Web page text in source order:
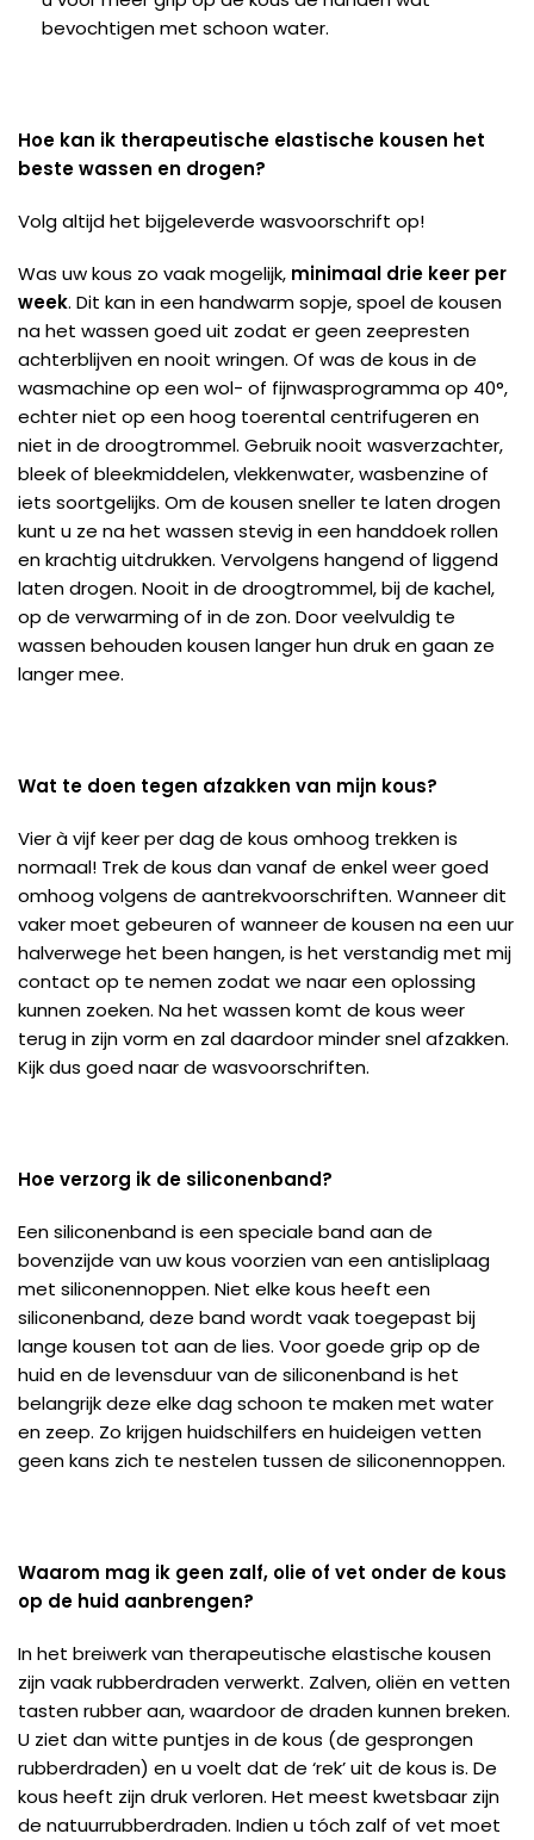
bevochtigen met schoon water.
Hoe kan ik therapeutische elastische kousen het
beste wassen en drogen?
Volg altijd het bijgeleverde wasvoorschrift op!
Was uw kous zo vaak mogelijk, minimaal drie keer per
week. Dit kan in een handwarm sopje, spoel de kousen
na het wassen goed uit zodat er geen zeepresten
achterblijven en nooit wringen. Of was de kous in de
wasmachine op een wol- of fijnwasprogramma op 40°,
echter niet op een hoog toerental centrifugeren en
niet in de droogtrommel. Gebruik nooit wasverzachter,
bleek of bleekmiddelen, vlekkenwater, wasbenzine of
iets soortgelijks. Om de kousen sneller te laten drogen
kunt u ze na het wassen stevig in een handdoek rollen
en krachtig uitdrukken. Vervolgens hangend of liggend
laten drogen. Nooit in de droogtrommel, bij de kachel,
op de verwarming of in de zon. Door veelvuldig te
wassen behouden kousen langer hun druk en gaan ze
langer mee.
Wat te doen tegen afzakken van mijn kous?
Vier à vijf keer per dag de kous omhoog trekken is
normaal! Trek de kous dan vanaf de enkel weer goed
omhoog volgens de aantrekvoorschriften. Wanneer dit
vaker moet gebeuren of wanneer de kousen na een uur
halverwege het been hangen, is het verstandig met mij
contact op te nemen zodat we naar een oplossing
kunnen zoeken. Na het wassen komt de kous weer
terug in zijn vorm en zal daardoor minder snel afzakken.
Kijk dus goed naar de wasvoorschriften.
Hoe verzorg ik de siliconenband?
Een siliconenband is een speciale band aan de
bovenzijde van uw kous voorzien van een antisliplaag
met siliconennoppen. Niet elke kous heeft een
siliconenband, deze band wordt vaak toegepast bij
lange kousen tot aan de lies. Voor goede grip op de
huid en de levensduur van de siliconenband is het
belangrijk deze elke dag schoon te maken met water
en zeep. Zo krijgen huidschilfers en huideigen vetten
geen kans zich te nestelen tussen de siliconennoppen.
Waarom mag ik geen zalf, olie of vet onder de kous
op de huid aanbrengen?
In het breiwerk van therapeutische elastische kousen
zijn vaak rubberdraden verwerkt. Zalven, oliën en vetten
tasten rubber aan, waardoor de draden kunnen breken.
U ziet dan witte puntjes in de kous (de gesprongen
rubberdraden) en u voelt dat de ‘rek’ uit de kous is. De
kous heeft zijn druk verloren. Het meest kwetsbaar zijn
de natuurrubberdraden. Indien u tóch zalf of vet moet